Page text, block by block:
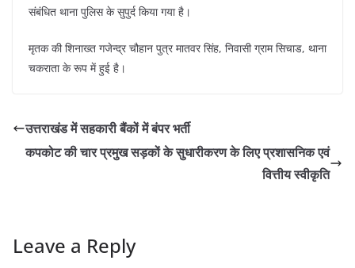
संबंधित थाना पुलिस के सुपुर्द किया गया है।
मृतक की शिनाख्त गजेन्द्र चौहान पुत्र मातवर सिंह, निवासी ग्राम सिचाड, थाना
चकराता के रूप में हुई है।
उत्तराखंड में सहकारी बैंकों में बंपर भर्ती
कपकोट की चार प्रमुख सड़कों के सुधारीकरण के लिए प्रशासनिक एवं
वित्तीय स्वीकृति
Leave a Reply